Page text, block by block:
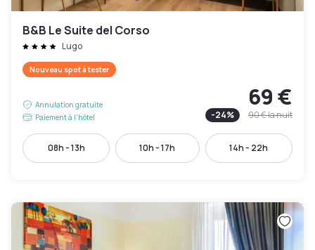
B&B Le Suite del Corso
Lugo
Nouveau spot à tester
Annulation gratuite
Paiement à l'hôtel
69 €
-24% 90 €la nuit
08h - 13h 10h - 17h 14h - 22h